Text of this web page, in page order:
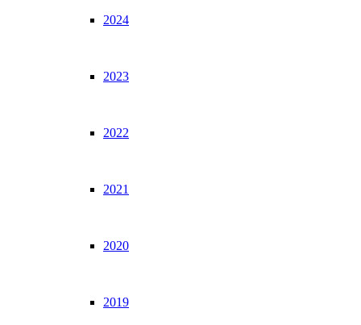
2024
2023
2022
2021
2020
2019